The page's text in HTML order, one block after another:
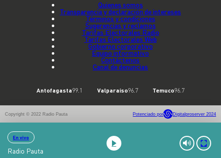
En vivo
Radio Pauta
Quienes somos
Transparencia y declaración de intereses
Términos y condiciones
Sugerencias y reclamos
Tarifas Electorales Radio
Tarifas Electorales Web
Gobierno corporativo
Equipo informativo
Contáctenos
Canal de denuncias
Antofagasta99.1 Valparaíso96.7 Temuco96.7
Copyright © 2022 Radio Pauta Potenciado por Digitalproserver 2024